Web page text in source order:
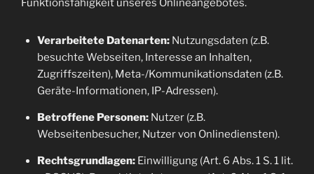
Funktionsfähigkeit unseres Onlineangebotes.
Verarbeitete Datenarten:Nutzungsdaten (z.B.
besuchte Webseiten, Interesse an Inhalten,
Zugriffszeiten), Meta-/Kommunikationsdaten (z.B.
Geräte-Informationen, IP-Adressen).
Betroffene Personen:Nutzer (z.B.
Webseitenbesucher, Nutzer von Onlinediensten).
Rechtsgrundlagen:Einwilligung (Art. 6 Abs. 1 S. 1 lit.